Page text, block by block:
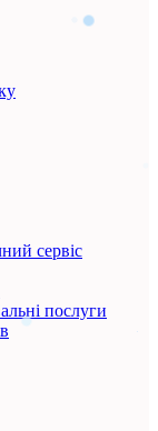
сервіс
послуги